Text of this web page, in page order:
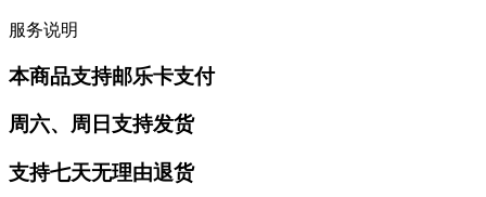
服务说明
本商品支持邮乐卡支付
周六、周日支持发货
支持七天无理由退货